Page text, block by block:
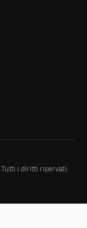
Tutti i diritti riservati.